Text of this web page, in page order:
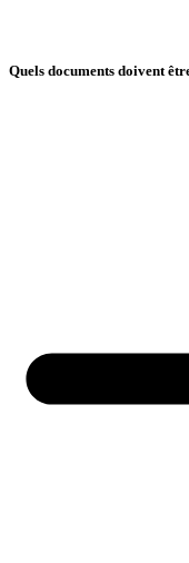
Quels documents doivent